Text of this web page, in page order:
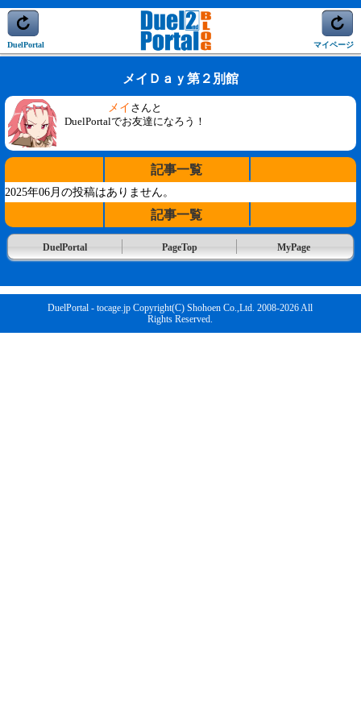
DuelPortal マイページ
メイＤａｙ第２別館
メイ さんと
DuelPortalでお友達になろう！
記事一覧
2025年06月の投稿はありません。
記事一覧
DuelPortal PageTop MyPage
DuelPortal - tocage.jp Copyright(C) Shohoen Co.,Ltd. 2008-2026 All
Rights Reserved.